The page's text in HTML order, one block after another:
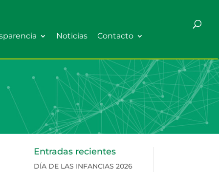
Noticias Contacto
Entradas recientes
DÍA DE LAS INFANCIAS 2026